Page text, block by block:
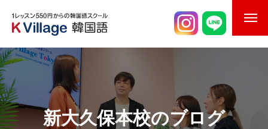
校舎案内
ご入校までの流れ
韓国語講師紹介
新大久保本校のブログ